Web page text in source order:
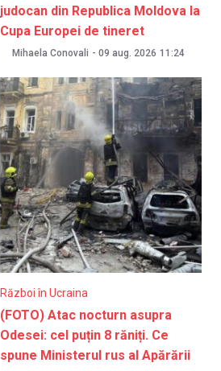
judocan din Republica Moldova la
Cupa Europei de tineret
Mihaela Conovali - 09 aug. 2026 11:24
Război în Ucraina
(FOTO) Atac nocturn asupra
Odesei: cel puțin 8 răniți. Ce
spune Ministerul rus al Apărării